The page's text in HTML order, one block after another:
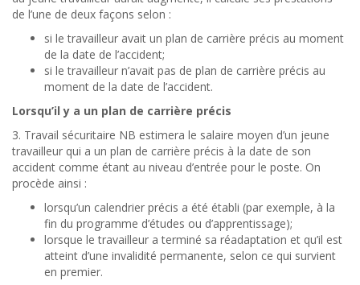
de l’une de deux façons selon :
si le travailleur avait un plan de carrière précis au moment
de la date de l’accident;
si le travailleur n’avait pas de plan de carrière précis au
moment de la date de l’accident.
Lorsqu’il y a un plan de carrière précis
3. Travail sécuritaire NB estimera le salaire moyen d’un jeune
travailleur qui a un plan de carrière précis à la date de son
accident comme étant au niveau d’entrée pour le poste. On
procède ainsi :
lorsqu’un calendrier précis a été établi (par exemple, à la
fin du programme d’études ou d’apprentissage);
lorsque le travailleur a terminé sa réadaptation et qu’il est
atteint d’une invalidité permanente, selon ce qui survient
en premier.